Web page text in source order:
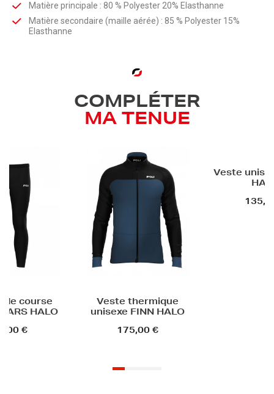
Matière principale : 80 % Polyester 20% Elasthanne
Matière secondaire (maille aérée) : 85 % Polyester 15%
Elasthanne
COMPLÉTER
MA TENUE
thermique
FINN HALO
175,00 €
Veste unisexe VIGGO
HALO
135,00 €